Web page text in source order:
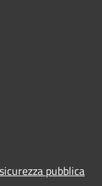
pubblica